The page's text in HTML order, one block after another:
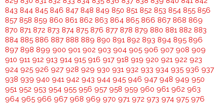
843 844 845 846 847 848 849 850 851 852 853 854 855 856
857 858 859 860 861 862 863 864 865 866 867 868 869
870 871 872 873 874 875 876 877 878 879 880 881 882 883
884 885 886 887 888 889 890 891 892 893 894 895 896
897 898 899 900 901 902 903 904 905 906 907 908 909
910 911 912 913 914 915 916 917 918 919 920 921 922 923
924 925 926 927 928 929 930 931 932 933 934 935 936 937
938 939 940 941 942 943 944 945 946 947 948 949 950
951 952 953 954 955 956 957 958 959 960 961 962 963
964 965 966 967 968 969 970 971 972 973 974 975 976